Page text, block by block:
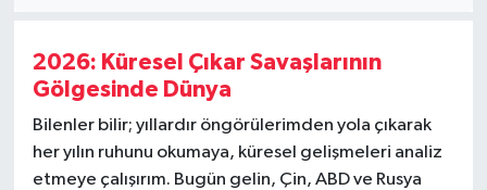
2026: Küresel Çıkar Savaşlarının
Gölgesinde Dünya
Bilenler bilir; yıllardır öngörülerimden yola çıkarak
her yılın ruhunu okumaya, küresel gelişmeleri analiz
etmeye çalışırım. Bugün gelin, Çin, ABD ve Rusya